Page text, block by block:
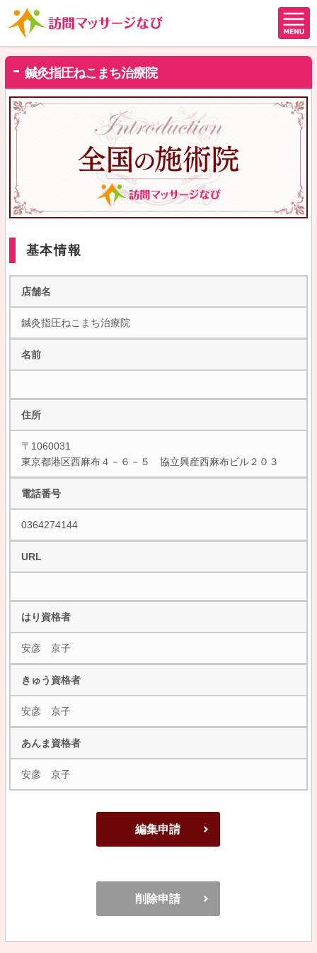
鍼灸指圧ねこまち治療院
基本情報
店舗名
鍼灸指圧ねこまち治療院
名前
住所
〒1060031
東京都港区西麻布４－６－５ 協立興産西麻布ビル２０３
電話番号
0364274144
URL
はり資格者
安彦 京子
きゅう資格者
安彦 京子
あんま資格者
安彦 京子
編集申請
削除申請